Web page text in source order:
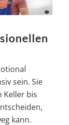
sein. Sie
Keller bis
kann.